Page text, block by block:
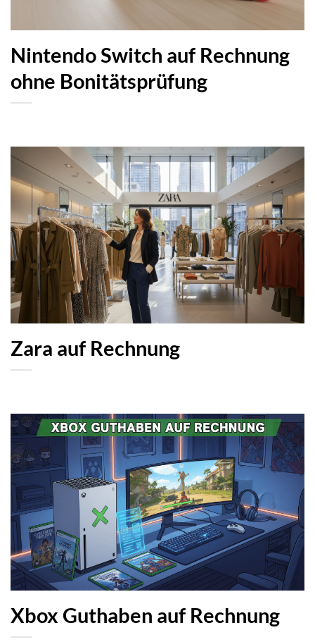
Nintendo Switch auf Rechnung
ohne Bonitätsprüfung
Zara auf Rechnung
Xbox Guthaben auf Rechnung